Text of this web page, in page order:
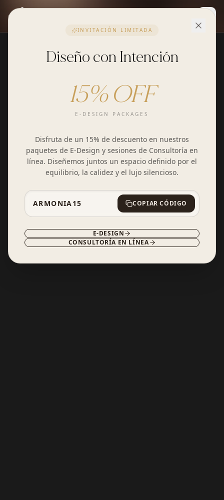
INVITACIÓN LIMITADA
Diseño con Intención
15% OFF
E-DESIGN PACKAGES
Disfruta de un 15% de descuento en nuestros
paquetes de E-Design y sesiones de Consultoría en
línea. Diseñemos juntos un espacio definido por el
equilibrio, la calidez y el lujo silencioso.
ARMONIA15 COPIAR CÓDIGO
E-DESIGN
CONSULTORÍA EN LÍNEA